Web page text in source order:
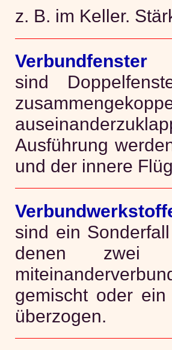
z. B. im Keller.
Verbundfenster
sind
Ausführung
und der innere
sind ein
denen zwei
gemischt oder
überzogen.